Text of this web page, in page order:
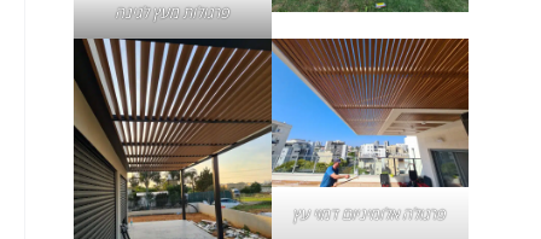
פרגולות מעץ לגינה
פרגולה אלומיניום דמוי עץ